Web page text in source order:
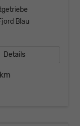
Blau
Details